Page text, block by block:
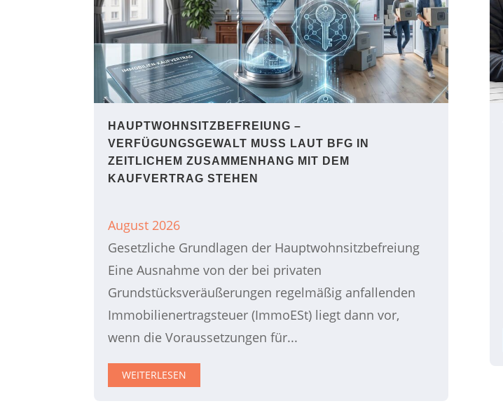
HAUPTWOHNSITZ​­BEFREIUNG –
VERFÜGUNGSGEWALT MUSS LAUT BFG IN
ZEITLICHEM ZUSAMMENHANG MIT DEM
KAUFVERTRAG STEHEN
August 2026
Gesetzliche Grundlagen der Hauptwohnsitzbefreiung
Eine Ausnahme von der bei privaten
Grundstücksveräußerungen regelmäßig anfallenden
Immobilienertragsteuer (ImmoESt) liegt dann vor,
wenn die Voraussetzungen für...
WEITERLESEN